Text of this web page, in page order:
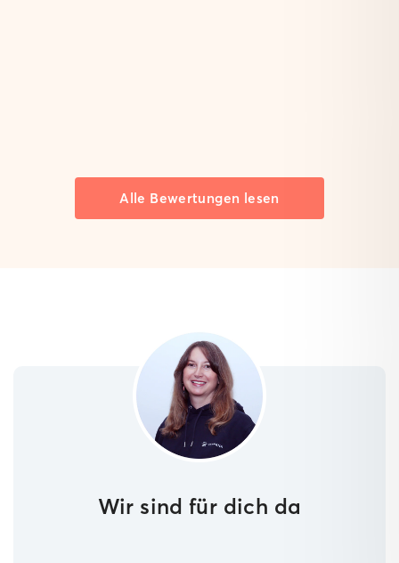
Alle Bewertungen lesen
Wir sind für dich da